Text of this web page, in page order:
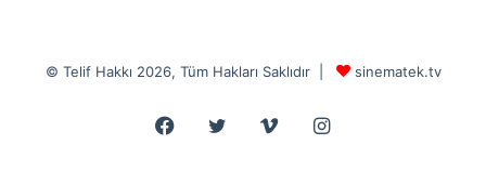
© Telif Hakkı 2026, Tüm Hakları Saklıdır | sinematek.tv
Facebook
Twitter VimeoInstagram